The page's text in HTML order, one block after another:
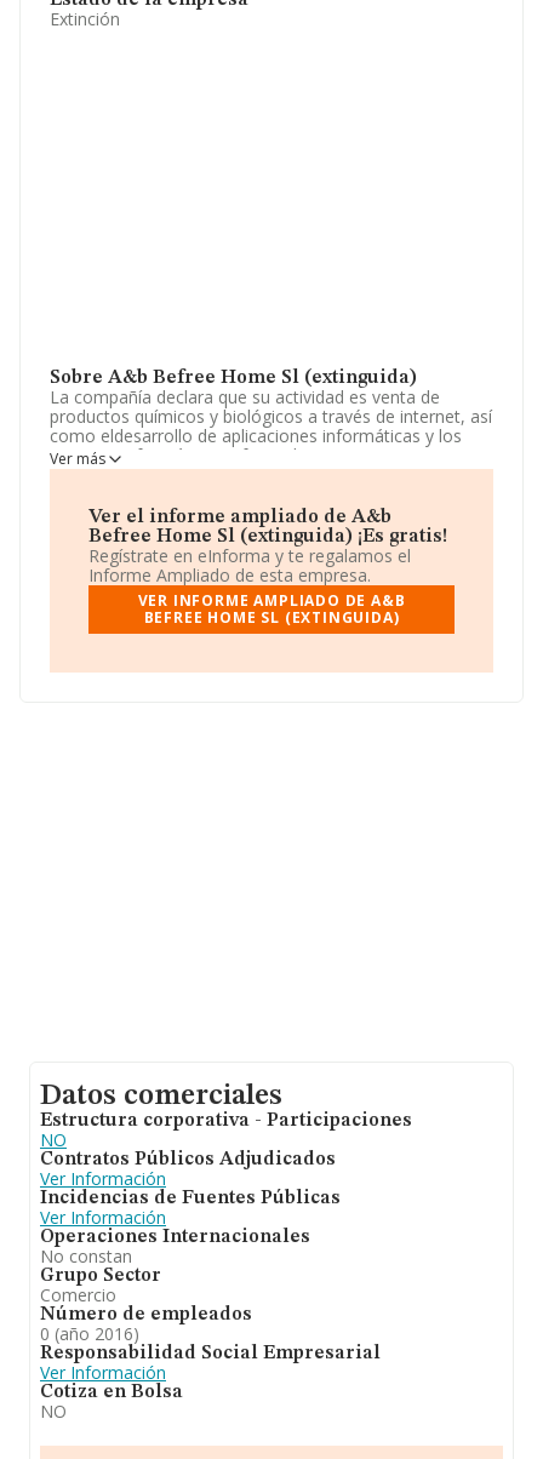
Extinción
Sobre A&b Befree Home Sl (extinguida)
La compañía declara que su actividad es venta de
productos químicos y biológicos a través de internet, así
como eldesarrollo de aplicaciones informáticas y los
servicios informáticos a favor de terceros. La empresa
está registrada como Sociedad Limitada. Su actividad
internet' con código 4791. La compañía no tiene
actividad en mercados exteriores.
Para saber más puedes acceder a su página web en
este enlacewww.befreehome.com.
La empresaA&b Befree Home S.L (extinguida),
Pq Indu, (01015), Vitoria-gasteiz, en Álava, País Vasco.
Ver más
Ver el informe ampliado de A&b
Befree Home Sl (extinguida) ¡Es gratis!
Regístrate en eInforma y te regalamos el
Informe Ampliado de esta empresa.
VER INFORME AMPLIADO DE A&B
BEFREE HOME SL (EXTINGUIDA)
Datos comerciales
Estructura corporativa - Participaciones
NO
Contratos Públicos Adjudicados
Ver Información
Incidencias de Fuentes Públicas
Ver Información
Operaciones Internacionales
No constan
Grupo Sector
Comercio
Número de empleados
0 (año 2016)
Responsabilidad Social Empresarial
Ver Información
Cotiza en Bolsa
NO